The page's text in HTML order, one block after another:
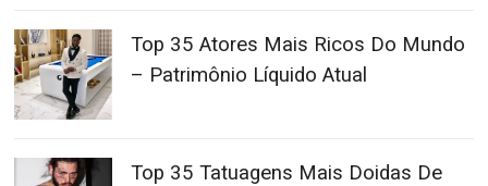
Top 35 Atores Mais Ricos Do Mundo
– Patrimônio Líquido Atual
Top 35 Tatuagens Mais Doidas De